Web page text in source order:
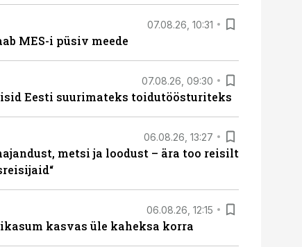
07.08.26, 10:31
MES-i püsiv meede
07.08.26, 09:30
Eesti suurimateks toidutöösturiteks
06.08.26, 13:27
metsi ja loodust – ära too reisilt
06.08.26, 12:15
kasvas üle kaheksa korra